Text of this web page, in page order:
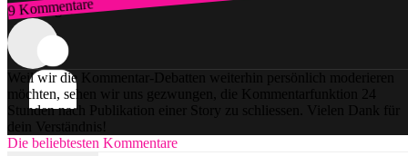
9 Kommentare
Zum Login
Weil wir die Kommentar-Debatten weiterhin persönlich moderieren
möchten, sehen wir uns gezwungen, die Kommentarfunktion 24
Stunden nach Publikation einer Story zu schliessen. Vielen Dank für
dein Verständnis!
Die beliebtesten Kommentare